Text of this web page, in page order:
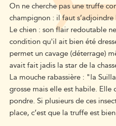
On ne cherche pas une truffe
champignon : il faut s’adjoindre
Le chien : son flair redoutable
condition qu'il ait bien été
permet un cavage (déterrage)
avait fait jadis la star de la
La mouche rabassière : "la
grosse mais elle est habile. Elle
pondre. Si plusieurs de ces
place, c’est que la truffe est